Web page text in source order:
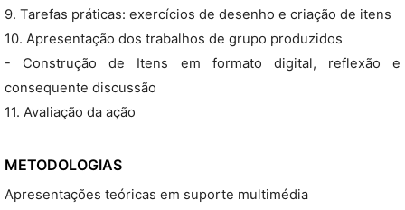
9. Tarefas práticas: exercícios de desenho e criação de itens
10. Apresentação dos trabalhos de grupo produzidos
- Construção de Itens em formato digital, reflexão e
consequente discussão
11. Avaliação da ação
METODOLOGIAS
Apresentações teóricas em suporte multimédia